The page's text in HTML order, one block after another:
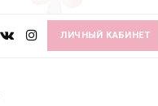
ЛИЧНЫЙ КАБИНЕТ